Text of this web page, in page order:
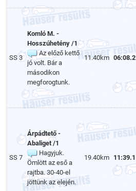
SS 3
Komló M. -
Hosszúhetény /1
Az előző kettő
jó volt. Bár a
másodikon
megforogtunk.
11.40km 06:08.2
SS 7
Árpádtető -
Abaliget /1
Hagyjuk.
Ömlött az eső a
rajtba. 30-40-el
jöttünk az elején.
19.40km 11:39.1